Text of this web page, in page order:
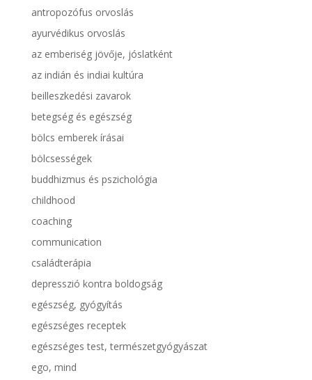
antropozófus orvoslás
ayurvédikus orvoslás
az emberiség jövője, jóslatként
az indián és indiai kultúra
beilleszkedési zavarok
betegség és egészség
bölcs emberek írásai
bölcsességek
buddhizmus és pszichológia
childhood
coaching
communication
családterápia
depresszió kontra boldogság
egészség, gyógyítás
egészséges receptek
egészséges test, természetgyógyászat
ego, mind